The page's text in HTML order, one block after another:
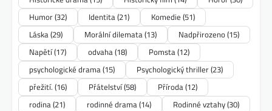
Humor(32) Identita(21) Komedie (51)
Láska(29) Morální dilemata(13) Nadpřirozeno(15)
Napětí(17) odvaha(18) Pomsta(12)
psychologické drama(15) Psychologický thriller(23)
přežití. (16) Přátelství(58) Příroda(12)
rodina(21) rodinné drama(14) Rodinné vztahy(30)